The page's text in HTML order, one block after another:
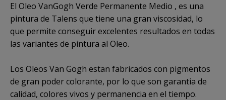
El Oleo VanGogh Verde Permanente Medio , es una
pintura de Talens que tiene una gran viscosidad, lo
que permite conseguir excelentes resultados en todas
las variantes de pintura al Oleo.
Los Oleos Van Gogh estan fabricados con pigmentos
de gran poder colorante, por lo que son garantia de
calidad, colores vivos y permanencia en el tiempo.